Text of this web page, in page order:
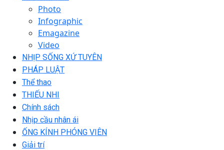
Photo
Infographic
Emagazine
Video
NHỊP SỐNG XỨ TUYÊN
PHÁP LUẬT
Thể thao
THIẾU NHI
Chính sách
Nhịp cầu nhân ái
ỐNG KÍNH PHÓNG VIÊN
Giải trí